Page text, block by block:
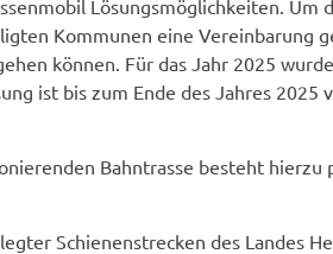
Lösungsmöglichkeiten. Um
Kommunen eine Vereinbarung
können. Für das Jahr 2025
ist bis zum Ende des Jahres 2025
Bahntrasse besteht hierzu
Schienenstrecken des Landes